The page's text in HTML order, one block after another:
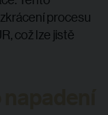
procesu
což lze jistě